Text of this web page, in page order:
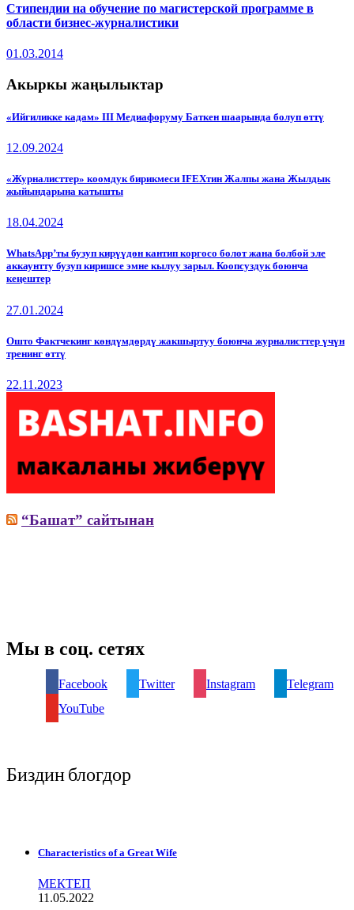
Стипендии на обучение по магистерской программе в
области бизнес-журналистики
01.03.2014
Акыркы жаңылыктар
«Ийгиликке кадам» III Медиафоруму Баткен шаарында болуп өттү
12.09.2024
«Журналисттер» коомдук бирикмеси IFEXтин Жалпы жана Жылдык
жыйындарына катышты
18.04.2024
WhatsApp’ты бузуп кирүүдөн кантип коргосо болот жана болбой эле
аккаунтту бузуп киришсе эмне кылуу зарыл. Коопсуздук боюнча
кеңештер
27.01.2024
Ошто Фактчекинг көндүмдөрдү жакшыртуу боюнча журналисттер үчүн
тренинг өттү
22.11.2023
“Башат” сайтынан
Мы в соц. сетях
Facebook Twitter Instagram
Telegram
YouTube
Биздин блогдор
Characteristics of a Great Wife
МЕКТЕП
11.05.2022